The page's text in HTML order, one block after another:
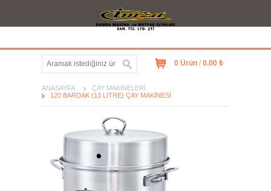
0 Ürün / 0.00 ₺
ANASAYFA
ÇAY MAKINELERI
120 BARDAK (13 LITRE) ÇAY MAKINESI